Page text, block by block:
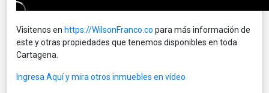
Visitenos en https://WilsonFranco.co para más información de
este y otras propiedades que tenemos disponibles en toda
Cartagena.
Ingresa Aquí y mira otros inmuebles en vídeo